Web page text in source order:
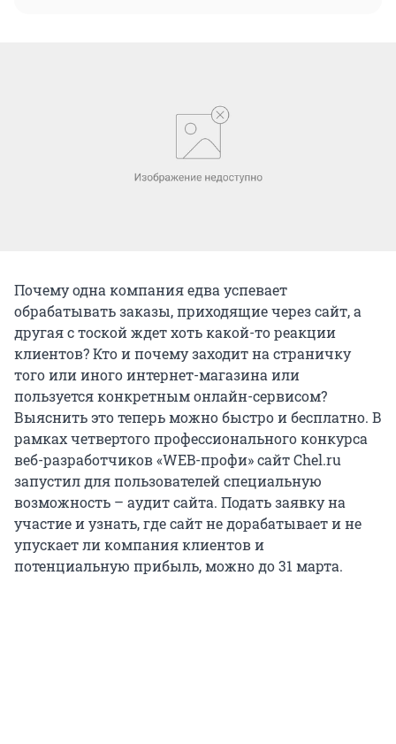
Почему одна компания едва успевает
обрабатывать заказы, приходящие через сайт, а
другая с тоской ждет хоть какой-то реакции
клиентов? Кто и почему заходит на страничку
того или иного интернет-магазина или
пользуется конкретным онлайн-сервисом?
Выяснить это теперь можно быстро и бесплатно. В
рамках четвертого профессионального конкурса
веб-разработчиков «WEB-профи» сайт Chel.ru
запустил для пользователей специальную
возможность – аудит сайта. Подать заявку на
участие и узнать, где сайт не дорабатывает и не
упускает ли компания клиентов и
потенциальную прибыль, можно до 31 марта.